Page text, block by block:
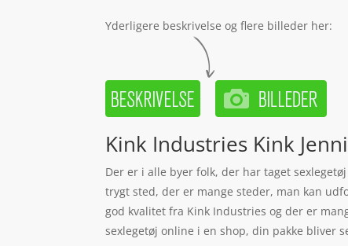
Yderligere beskrivelse og flere billeder her:
Kink Industries Kink
Der er i alle byer folk, der har taget
trygt sted, der er mange steder, man kan
god kvalitet fra Kink Industries og der er
sexlegetøj online i en shop, din pakke bliver